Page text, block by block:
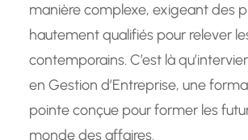
manière complexe, exigeant des
hautement qualifiés pour relever
contemporains. C’est là
en Gestion d’Entreprise, une
pointe conçue pour former les
monde des affaires.